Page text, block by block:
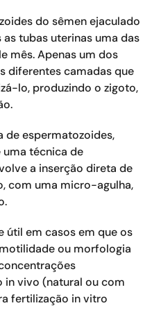
do sêmen ejaculado
tubas uterinas uma das
mês. Apenas um dos
diferentes camadas que
lo, produzindo o zigoto,
espermatozoides,
uma técnica de
a inserção direta de
com uma micro-agulha,
útil em casos em que os
ou morfologia
in vivo (natural ou com
fertilização in vitro